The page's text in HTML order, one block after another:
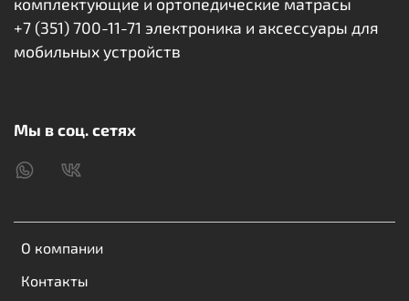
О компании
Контакты
комплектующие и ортопедические матрасы
+7 (351) 700-11-71 электроника и аксессуары для
мобильных устройств
Мы в соц. сетях